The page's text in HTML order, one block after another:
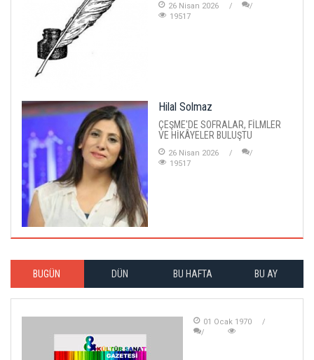
26 Nisan 2026
19517
Hilal Solmaz
ÇEŞME'DE SOFRALAR, FİLMLER
VE HİKÂYELER BULUŞTU
26 Nisan 2026
19517
BUGÜN DÜN BU HAFTA BU AY
01 Ocak 1970